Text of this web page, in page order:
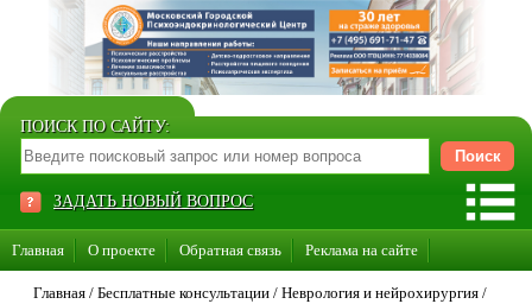
ПОИСК ПО САЙТУ:
ЗАДАТЬ НОВЫЙ ВОПРОС
Главная О проекте Обратная связь Реклама на сайте
Стать консультантом нашего сайта
Главная / Бесплатные консультации / Неврология и нейрохирургия /